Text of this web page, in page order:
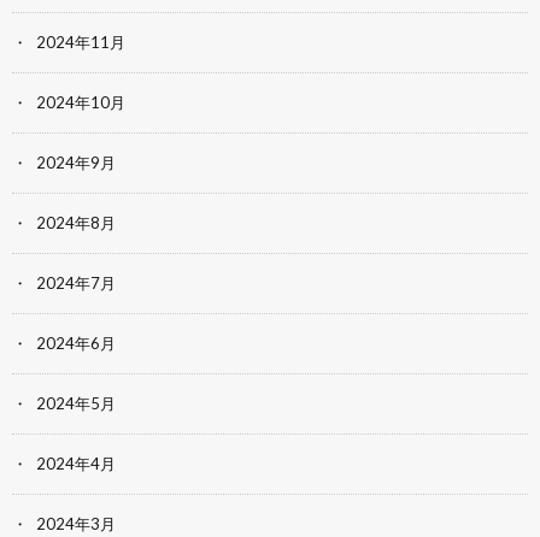
2024年11月
2024年10月
2024年9月
2024年8月
2024年7月
2024年6月
2024年5月
2024年4月
2024年3月